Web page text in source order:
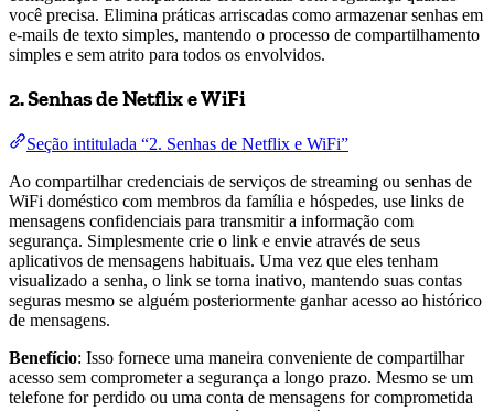
você precisa. Elimina práticas arriscadas como armazenar senhas em
e-mails de texto simples, mantendo o processo de compartilhamento
simples e sem atrito para todos os envolvidos.
2. Senhas de Netflix e WiFi
Seção intitulada “2. Senhas de Netflix e WiFi”
Ao compartilhar credenciais de serviços de streaming ou senhas de
WiFi doméstico com membros da família e hóspedes, use links de
mensagens confidenciais para transmitir a informação com
segurança. Simplesmente crie o link e envie através de seus
aplicativos de mensagens habituais. Uma vez que eles tenham
visualizado a senha, o link se torna inativo, mantendo suas contas
seguras mesmo se alguém posteriormente ganhar acesso ao histórico
de mensagens.
Benefício: Isso fornece uma maneira conveniente de compartilhar
acesso sem comprometer a segurança a longo prazo. Mesmo se um
telefone for perdido ou uma conta de mensagens for comprometida